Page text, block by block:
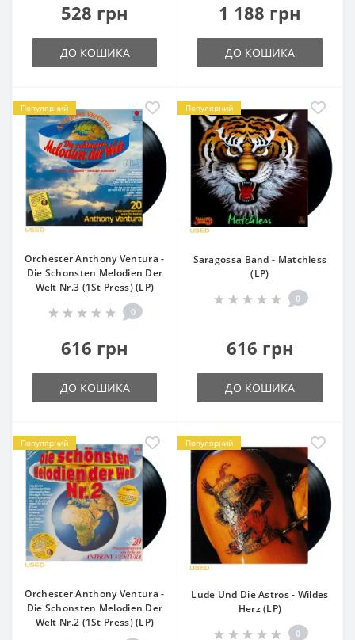
528 грн
ДО КОШИКА
1 188 грн
ДО КОШИКА
Популярний
Orchester Anthony Ventura -
Die Schonsten Melodien Der
Welt Nr.3 (1St Press) (LP)
0
616 грн
ДО КОШИКА
Популярний
Saragossa Band - Matchless
(LP)
0
616 грн
ДО КОШИКА
Популярний
Orchester Anthony Ventura -
Die Schonsten Melodien Der
Welt Nr.2 (1St Press) (LP)
Популярний
Lude Und Die Astros - Wildes
Herz (LP)
0